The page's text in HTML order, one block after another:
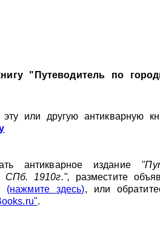
"Путеводитель по
или другую антикварную
антикварное издание
СПб. 1910г.", разместите
(нажмите здесь), или
.